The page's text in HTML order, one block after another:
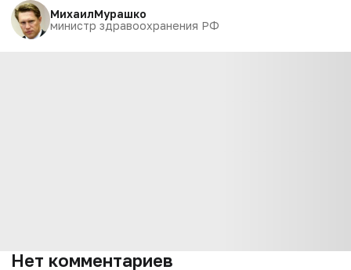
МихаилМурашко
министр здравоохранения РФ
Нет комментариев